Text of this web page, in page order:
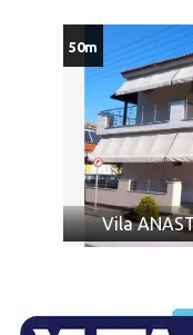
agencijskim
Prtljag bez
Vaša je
unet ili iznet iz
Ukoliko Vam ponuda
odgovara pogledajte
Vrasna Paraliaili
Đorđena severu
Vila
50m